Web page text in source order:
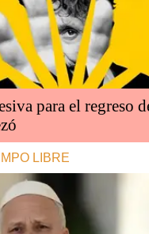
para el regreso
LIBRE